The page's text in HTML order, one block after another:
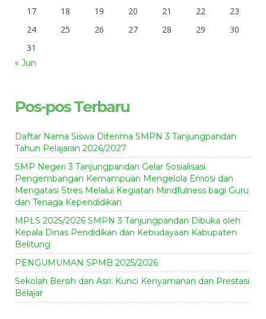
17
18 19 20 21 22
23
24
25 26 27 28 29
30
31
« Jun
Pos-pos Terbaru
Daftar Nama Siswa Diterima SMPN 3 Tanjungpandan
Tahun Pelajaran 2026/2027
SMP Negeri 3 Tanjungpandan Gelar Sosialisasi
Pengembangan Kemampuan Mengelola Emosi dan
Mengatasi Stres Melalui Kegiatan Mindfulness bagi Guru
dan Tenaga Kependidikan
MPLS 2025/2026 SMPN 3 Tanjungpandan Dibuka oleh
Kepala Dinas Pendidikan dan Kebudayaan Kabupaten
Belitung
PENGUMUMAN SPMB 2025/2026
Sekolah Bersih dan Asri: Kunci Kenyamanan dan Prestasi
Belajar